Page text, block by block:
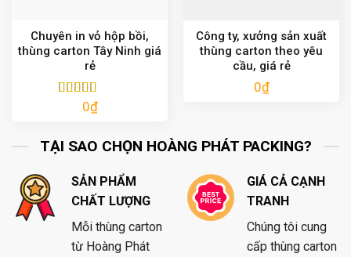
Chuyên in vỏ hộp bồi,
thùng carton Tây Ninh giá
rẻ
Được xếp
0₫
Công ty, xưởng sản xuất
thùng carton theo yêu
cầu, giá rẻ
0₫
TẠI SAO CHỌN HOÀNG PHÁT PACKING?
SẢN PHẨM
CHẤT LƯỢNG
Mỗi thùng carton
từ Hoàng Phát
GIÁ CẢ CẠNH
TRANH
Chúng tôi cung
cấp thùng carton